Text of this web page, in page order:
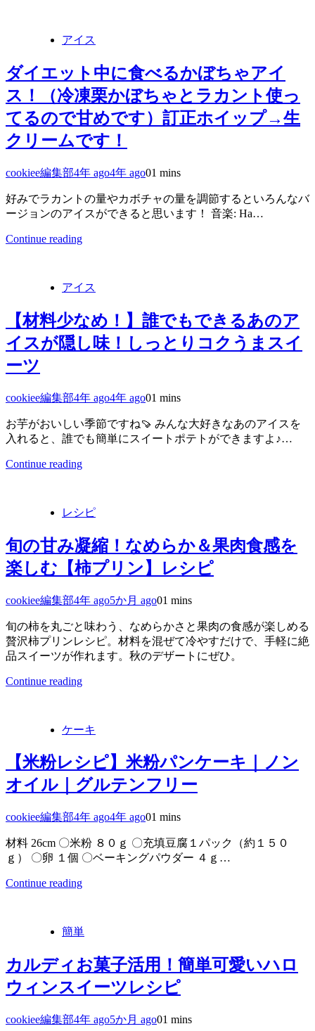
アイス
ダイエット中に食べるかぼちゃアイ
ス！（冷凍栗かぼちゃとラカント使っ
てるので甘めです）訂正ホイップ→生
クリームです！
cookiee編集部4年 ago4年 ago01 mins
好みでラカントの量やカボチャの量を調節するといろんなバ
ージョンのアイスができると思います！ 音楽: Ha…
Continue reading
アイス
【材料少なめ！】誰でもできるあのア
イスが隠し味！しっとりコクうまスイ
ーツ
cookiee編集部4年 ago4年 ago01 mins
お芋がおいしい季節ですね🍠 みんな大好きなあのアイスを
入れると、誰でも簡単にスイートポテトができますよ♪…
Continue reading
レシピ
旬の甘み凝縮！なめらか＆果肉食感を
楽しむ【柿プリン】レシピ
cookiee編集部4年 ago5か月 ago01 mins
旬の柿を丸ごと味わう、なめらかさと果肉の食感が楽しめる
贅沢柿プリンレシピ。材料を混ぜて冷やすだけで、手軽に絶
品スイーツが作れます。秋のデザートにぜひ。
Continue reading
ケーキ
【米粉レシピ】米粉パンケーキ｜ノン
オイル｜グルテンフリー
cookiee編集部4年 ago4年 ago01 mins
材料 26cm 〇米粉 ８０ｇ 〇充填豆腐１パック（約１５０
ｇ） 〇卵 １個 〇ベーキングパウダー ４ｇ…
Continue reading
簡単
カルディお菓子活用！簡単可愛いハロ
ウィンスイーツレシピ
cookiee編集部4年 ago5か月 ago01 mins